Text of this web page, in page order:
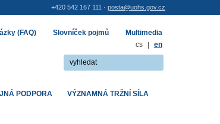
PODPORA VÝZNAMNÁ TRŽNÍ SÍLA
(FAQ) Slovníček pojmů
Multimedia
cs
| en
+420 542 167 111 · posta@uohs.gov.cz